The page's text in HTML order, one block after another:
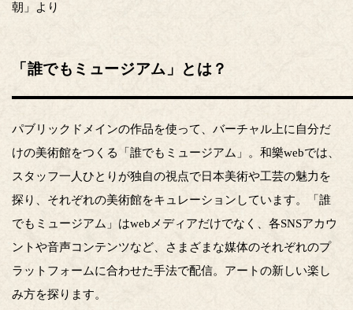
朝」より
「誰でもミュージアム」とは？
パブリックドメインの作品を使って、バーチャル上に自分だ
けの美術館をつくる「誰でもミュージアム」。和樂webでは、
スタッフ一人ひとりが独自の視点で日本美術や工芸の魅力を
探り、それぞれの美術館をキュレーションしています。「誰
でもミュージアム」はwebメディアだけでなく、各SNSアカウ
ントや音声コンテンツなど、さまざまな媒体のそれぞれのプ
ラットフォームに合わせた手法で配信。アートの新しい楽し
み方を探ります。